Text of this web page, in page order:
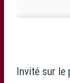
Invité sur le